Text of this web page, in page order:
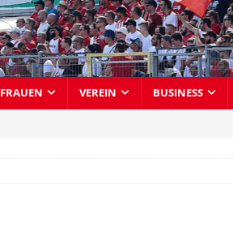
FRAUEN VEREIN BUSINESS